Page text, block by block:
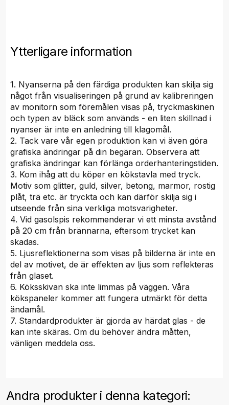
Ytterligare information
1. Nyanserna på den färdiga produkten kan skilja sig
något från visualiseringen på grund av kalibreringen
av monitorn som föremålen visas på, tryckmaskinen
och typen av bläck som används - en liten skillnad i
nyanser är inte en anledning till klagomål.
2. Tack vare vår egen produktion kan vi även göra
grafiska ändringar på din begäran. Observera att
grafiska ändringar kan förlänga orderhanteringstiden.
3. Kom ihåg att du köper en kökstavla med tryck.
Motiv som glitter, guld, silver, betong, marmor, rostig
plåt, trä etc. är tryckta och kan därför skilja sig i
utseende från sina verkliga motsvarigheter.
4. Vid gasolspis rekommenderar vi ett minsta avstånd
på 20 cm från brännarna, eftersom trycket kan
skadas.
5. Ljusreflektionerna som visas på bilderna är inte en
del av motivet, de är effekten av ljus som reflekteras
från glaset.
6. Köksskivan ska inte limmas på väggen. Våra
kökspaneler kommer att fungera utmärkt för detta
ändamål.
7. Standardprodukter är gjorda av härdat glas - de
kan inte skäras. Om du behöver ändra måtten,
vänligen meddela oss.
Andra produkter i denna kategori: